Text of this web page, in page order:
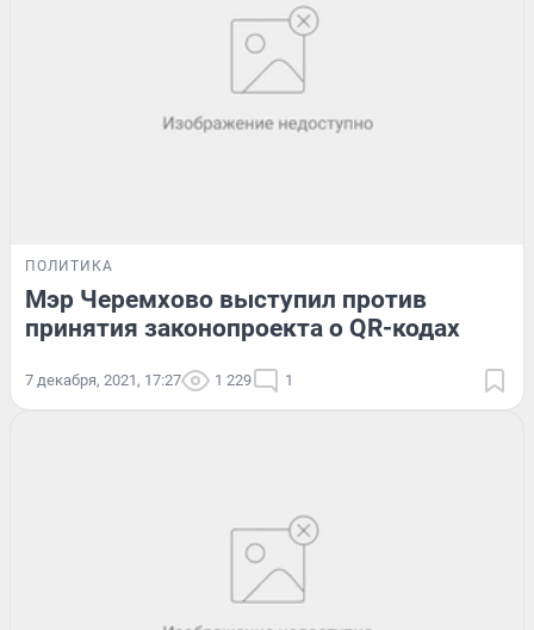
ПОЛИТИКА
Мэр Черемхово выступил против
принятия законопроекта о QR-кодах
7 декабря, 2021, 17:27 1 229 1